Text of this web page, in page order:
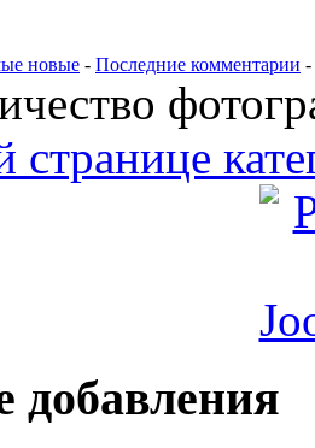
новые - Последние комментарии -
странице
добавления